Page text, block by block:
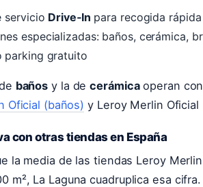
servicio Drive‑In para recogida
especializadas: baños, cerámica,
parking gratuito
baños y la decerámicaoperan
Oficial (baños) y Leroy Merlin Oficial
con otras tiendas en España
la media de las tiendas Leroy
m², La Laguna cuadruplica esa